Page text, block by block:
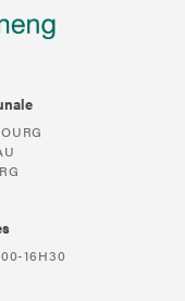
16H30